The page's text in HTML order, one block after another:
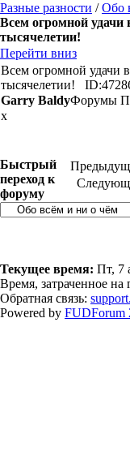
Разные разности /Обо
Всем огромной удачи
тысячелетии!
Перейти вниз
Всем огромной удачи
тысячелетии!
Garry BaldyФорумы
х
Быстрый
переход к
форуму
Текущее время: Пт, 7
Время, затраченное
Обратная связь:
Powered by FUDForum